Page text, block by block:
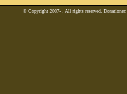
© Copyright 2007- . All rights reserved.